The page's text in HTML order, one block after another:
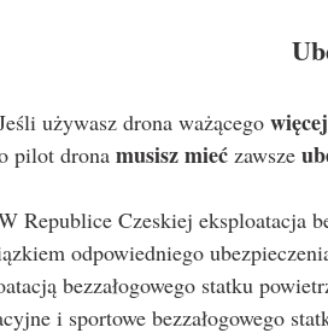
Jeśli używasz drona ważącego
pilot drona musisz mieć zawsze
odpowiedniego
bezzałogowego statku
i sportowe bezzałogowego